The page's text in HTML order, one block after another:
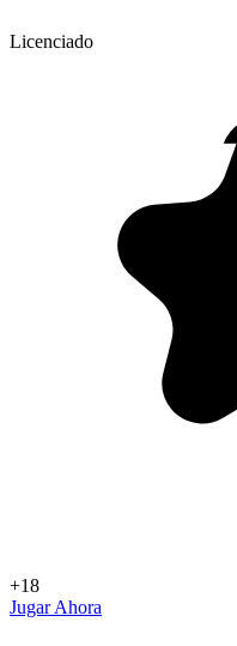
Licenciado
+18
Jugar Ahora